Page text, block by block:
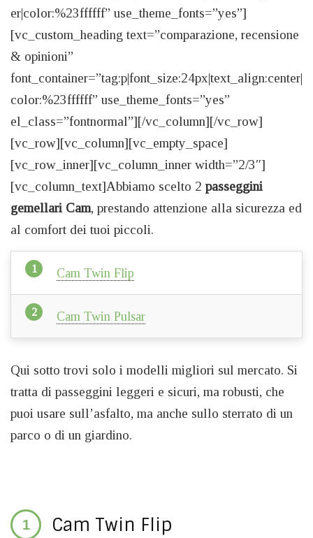
er|color:%23ffffff” use_theme_fonts=”yes”]
[vc_custom_heading text=”comparazione, recensione
& opinioni”
font_container=”tag:p|font_size:24px|text_align:center|
color:%23ffffff” use_theme_fonts=”yes”
el_class=”fontnormal”][/vc_column][/vc_row]
[vc_row][vc_column][vc_empty_space]
[vc_row_inner][vc_column_inner width=”2/3″]
[vc_column_text]Abbiamo scelto 2 passeggini
gemellari Cam, prestando attenzione alla sicurezza ed
al comfort dei tuoi piccoli.
Cam Twin Flip
Cam Twin Pulsar
Qui sotto trovi solo i modelli migliori sul mercato. Si
tratta di passeggini leggeri e sicuri, ma robusti, che
puoi usare sull’asfalto, ma anche sullo sterrato di un
parco o di un giardino.
Cam Twin Flip